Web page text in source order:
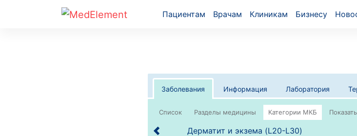
Пациентам Врачам Клиникам Бизнесу
Заболевания Информация Лаборатория
Список
Дерматит и экзема (L20-L30)